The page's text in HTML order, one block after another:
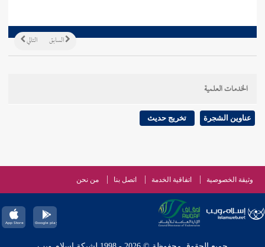
التالي السابق
الخدمات العلمية
عناوين الشجرة تخريج حديث
وثيقة الخصوصية اتفاقية الخدمة اتصل بنا من نحن